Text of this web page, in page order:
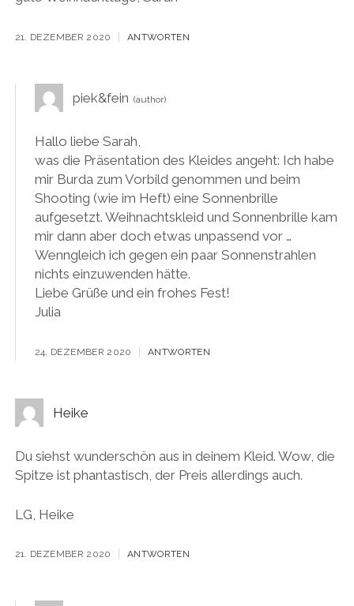
21. DEZEMBER 2020 ANTWORTEN
piek&fein
Hallo liebe Sarah,
was die Präsentation des Kleides angeht: Ich habe
mir Burda zum Vorbild genommen und beim
Shooting (wie im Heft) eine Sonnenbrille
aufgesetzt. Weihnachtskleid und Sonnenbrille kam
mir dann aber doch etwas unpassend vor …
Wenngleich ich gegen ein paar Sonnenstrahlen
nichts einzuwenden hätte.
Liebe Grüße und ein frohes Fest!
Julia
24. DEZEMBER 2020 ANTWORTEN
Heike
Du siehst wunderschön aus in deinem Kleid. Wow, die
Spitze ist phantastisch, der Preis allerdings auch.
LG, Heike
21. DEZEMBER 2020 ANTWORTEN